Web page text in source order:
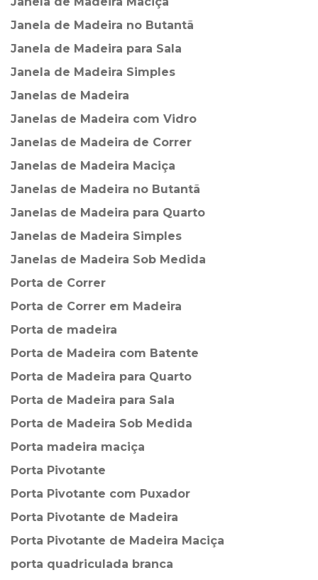
Janela de Madeira no Butantã
Janela de Madeira para Sala
Janela de Madeira Simples
Janelas de Madeira
Janelas de Madeira com Vidro
Janelas de Madeira de Correr
Janelas de Madeira Maciça
Janelas de Madeira no Butantã
Janelas de Madeira para Quarto
Janelas de Madeira Simples
Janelas de Madeira Sob Medida
Porta de Correr
Porta de Correr em Madeira
Porta de madeira
Porta de Madeira com Batente
Porta de Madeira para Quarto
Porta de Madeira para Sala
Porta de Madeira Sob Medida
Porta madeira maciça
Porta Pivotante
Porta Pivotante com Puxador
Porta Pivotante de Madeira
Porta Pivotante de Madeira Maciça
porta quadriculada branca